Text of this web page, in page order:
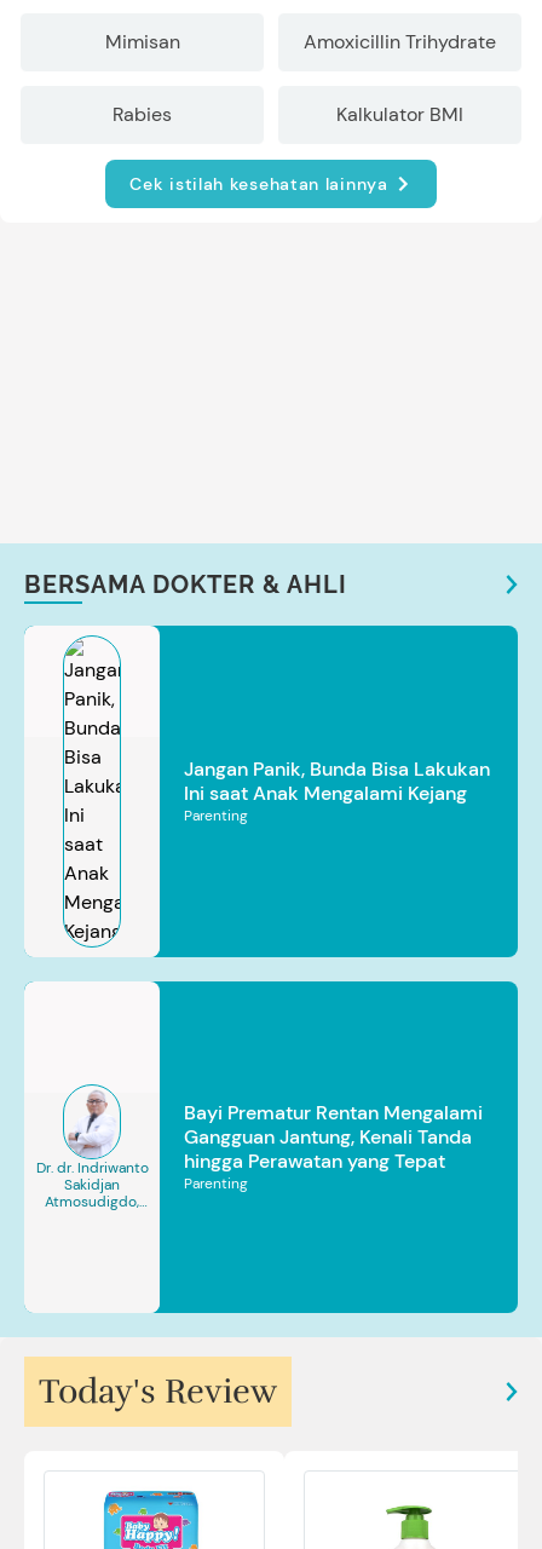
Mimisan Amoxicillin Trihydrate
Rabies Kalkulator BMI
Cek istilah kesehatan lainnya
BERSAMA DOKTER & AHLI
Jangan Panik, Bunda Bisa Lakukan
Ini saat Anak Mengalami Kejang
Parenting
Dr. dr. Indriwanto
Sakidjan
Atmosudigdo,
Bayi Prematur Rentan Mengalami
Gangguan Jantung, Kenali Tanda
hingga Perawatan yang Tepat
Parenting
Today's Review